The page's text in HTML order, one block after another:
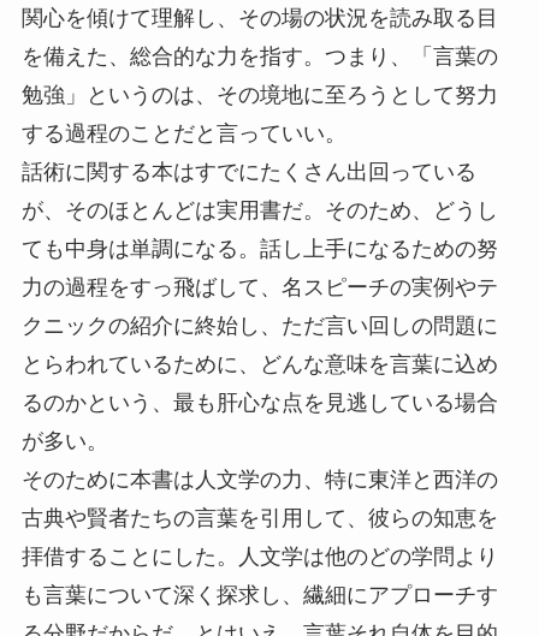
関心を傾けて理解し、その場の状況を読み取る目
を備えた、総合的な力を指す。つまり、「言葉の
勉強」というのは、その境地に至ろうとして努力
する過程のことだと言っていい。
話術に関する本はすでにたくさん出回っている
が、そのほとんどは実用書だ。そのため、どうし
ても中身は単調になる。話し上手になるための努
力の過程をすっ飛ばして、名スピーチの実例やテ
クニックの紹介に終始し、ただ言い回しの問題に
とらわれているために、どんな意味を言葉に込め
るのかという、最も肝心な点を見逃している場合
が多い。
そのために本書は人文学の力、特に東洋と西洋の
古典や賢者たちの言葉を引用して、彼らの知恵を
拝借することにした。人文学は他のどの学問より
も言葉について深く探求し、繊細にアプローチす